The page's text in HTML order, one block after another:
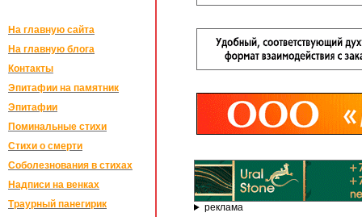
На главную сайта
На главную блога
Контакты
Эпитафии на памятник
Эпитафии
Поминальные стихи
Стихи о смерти
Соболезнования в стихах
Надписи на венках
Траурный панегирик
реклама